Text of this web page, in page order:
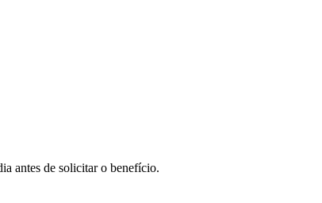
antes de solicitar o benefício.